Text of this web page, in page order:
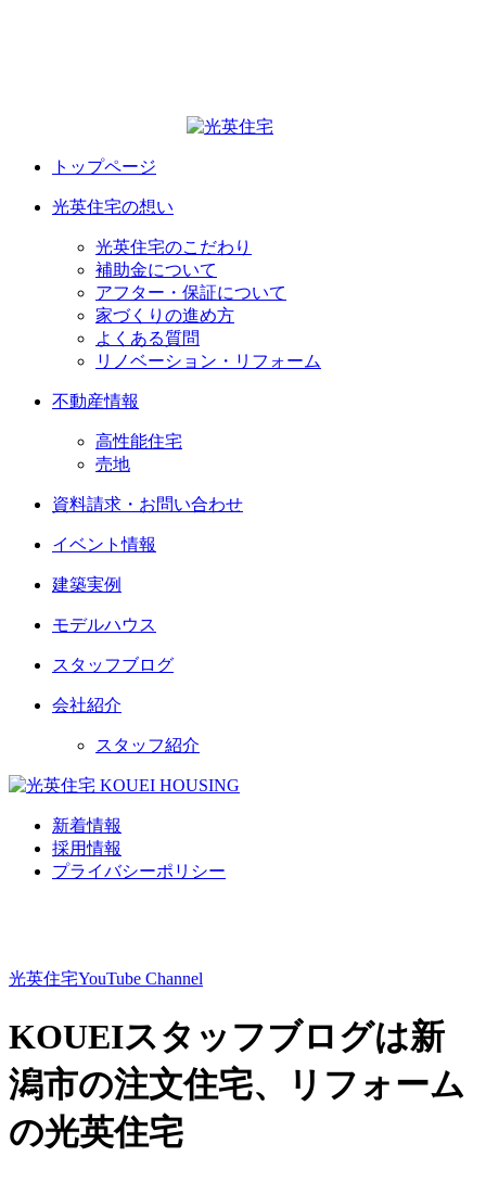
トップページ
光英住宅の想い
光英住宅のこだわり
補助金について
アフター・保証について
家づくりの進め方
よくある質問
リノベーション・リフォーム
不動産情報
高性能住宅
売地
資料請求・お問い合わせ
イベント情報
建築実例
モデルハウス
スタッフブログ
会社紹介
スタッフ紹介
新着情報
採用情報
プライバシーポリシー
光英住宅YouTube Channel
KOUEIスタッフブログは新
潟市の注文住宅、リフォーム
の光英住宅